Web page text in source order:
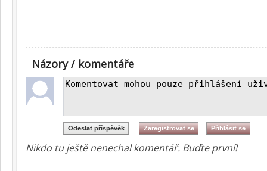
Názory / komentáře
Nikdo tu ještě nenechal komentář. Buďte první!